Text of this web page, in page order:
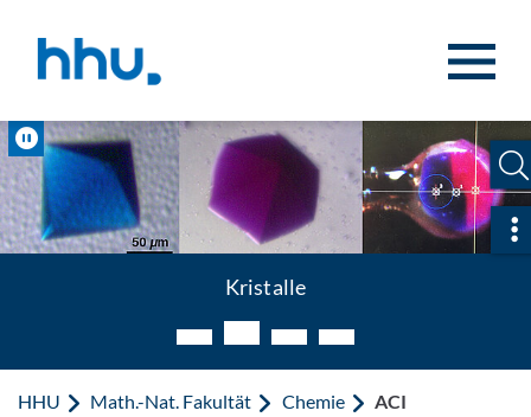
Kristalle
Pause
HHU Math.-Nat. Fakultät Chemie
ACI